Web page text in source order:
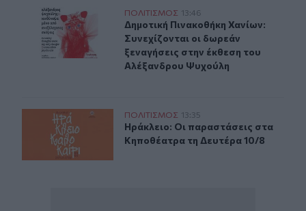
Δημοτική Πινακοθήκη Χανίων: Συνεχίζονται οι
ΠΟΛΙΤΙΣΜΟΣ 13:46
Δημοτική Πινακοθήκη Χανίων:
Δημοτική Πινακοθήκη Χανίων:
Συνεχίζονται οι δωρεάν
ξεναγήσεις στην έκθεση του
Αλέξανδρου Ψυχούλη
Ηράκλειο: Οι παραστάσεις στα Κηποθέατρα τη
ΠΟΛΙΤΙΣΜΟΣ 13:35
Ηράκλειο: Οι παραστάσεις στα
Ηράκλειο: Οι παραστάσεις στα
Κηποθέατρα τη Δευτέρα 10/8